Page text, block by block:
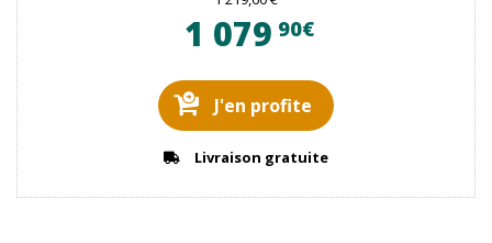
1 079 90€
J'en profite
Livraison gratuite